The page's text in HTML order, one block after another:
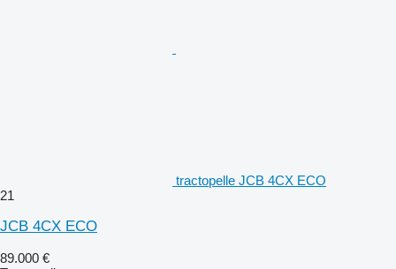
tractopelle JCB 4CX ECO
21
JCB 4CX ECO
89.000 €